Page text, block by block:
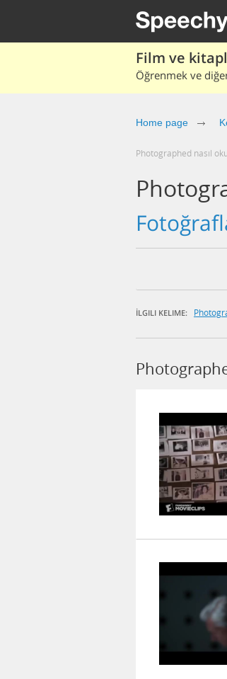
Film ve
Öğrenmek ve
Home page
photographed nasıl
İLGILI KELIME: